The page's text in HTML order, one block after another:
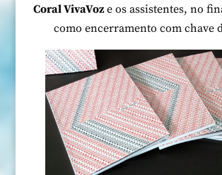
Coral VivaVoze os assistentes, no
como encerramento com chave